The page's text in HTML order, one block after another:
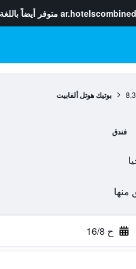
متوفر أيضاً
بوتيك هوتل ألفابيت
فندق
ح 16/8